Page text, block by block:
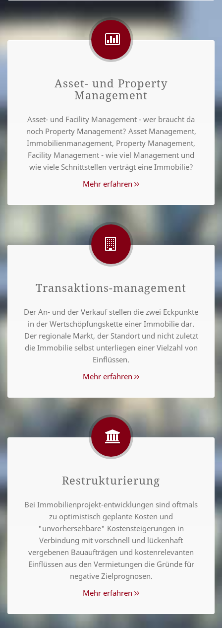
Asset- und Property
Management
Asset- und Facility Management - wer braucht da
noch Property Management? Asset Management,
Immobilienmanagement, Property Management,
Facility Management - wie viel Management und
wie viele Schnittstellen verträgt eine Immobilie?
Mehr erfahren
Transaktions-management
Der An- und der Verkauf stellen die zwei Eckpunkte
in der Wertschöpfungskette einer Immobilie dar.
Der regionale Markt, der Standort und nicht zuletzt
die Immobilie selbst unterliegen einer Vielzahl von
Einflüssen.
Mehr erfahren
Restrukturierung
Bei Immobilienprojekt-entwicklungen sind oftmals
zu optimistisch geplante Kosten und
"unvorhersehbare" Kostensteigerungen in
Verbindung mit vorschnell und lückenhaft
vergebenen Bauaufträgen und kostenrelevanten
Einflüssen aus den Vermietungen die Gründe für
negative Zielprognosen.
Mehr erfahren